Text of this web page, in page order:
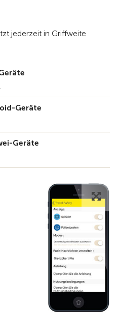
jederzeit in Griffweite
Geräte
Geräte